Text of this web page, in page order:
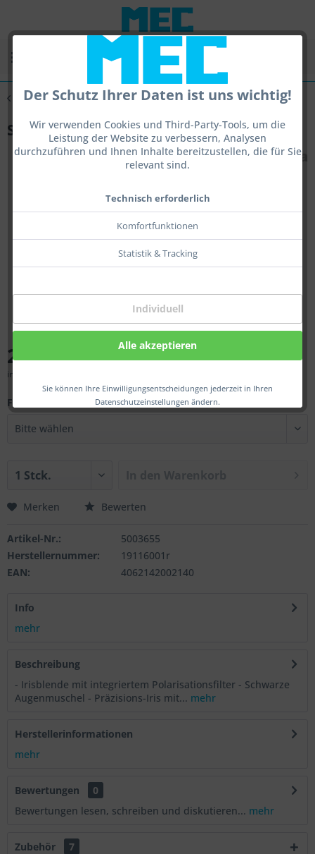
Der Schutz Ihrer Daten ist uns wichtig!
Wir verwenden Cookies und Third-Party-Tools, um die
Leistung der Website zu verbessern, Analysen
durchzuführen und Ihnen Inhalte bereitzustellen, die für Sie
relevant sind.
Technisch erforderlich
Komfortfunktionen
Statistik & Tracking
Individuell
Alle akzeptieren
Sie können Ihre Einwilligungsentscheidungen jederzeit in Ihren
Datenschutzeinstellungen ändern.
Übersicht Sight 3,0 Optik
Sight 3,0 Pol Optik
267,00 € *
inkl. MwSt.
Fa.:
Merken Bewerten
Artikel-Nr.:
5003655
Herstellernummer:
19116001r
EAN:
4062142002140
Info
mehr
Beschreibung
- Irisblende mit integriertem Polarisationsfilter - Schwarze
Augenmuschel - Präzisions-Iris mit... mehr
Herstellerinformationen
mehr
Bewertungen
0
Bewertungen lesen, schreiben und diskutieren... mehr
Zubehör 7